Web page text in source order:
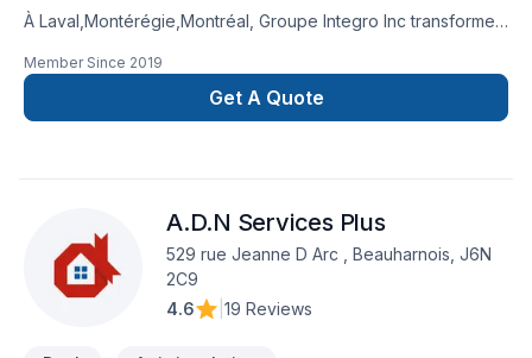
À Laval,Montérégie,Montréal, Groupe Integro Inc transforme
unique dans le domaine de Adaptation dom.,
Agrandissement, Après-sinistre, Béton, Commercial, Crépis,
Cuisine, Drain français, Excavation, Fissures, Garage,
Transport. Nous privilégions la transparence, l'écoute et
l'efficacité pour bâtir des relations de confiance avec nos
clients. Nous sommes impatients de collaborer avec vous
pour concrétiser votre projet.
Member Since 2019
Get A Quote
A.D.N Services Plus
529 rue Jeanne D Arc , Beauharnois, J6N
2C9
4.6
19 Reviews